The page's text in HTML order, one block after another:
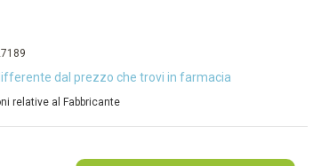
dal prezzo che trovi in farmacia
relative al Fabbricante